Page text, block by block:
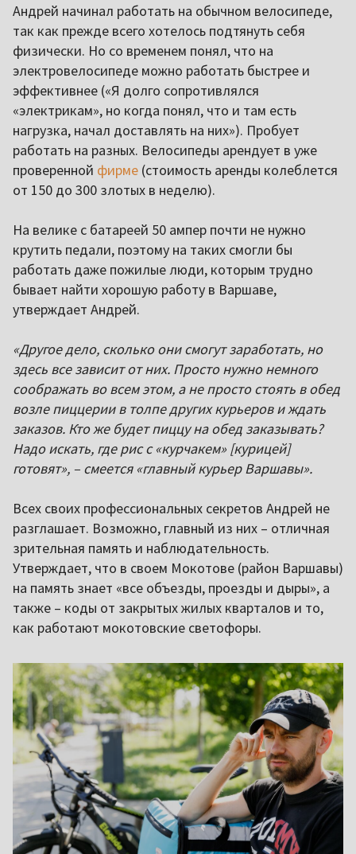
Андрей начинал работать на обычном велосипеде,
так как прежде всего хотелось подтянуть себя
физически. Но со временем понял, что на
электровелосипеде можно работать быстрее и
эффективнее («Я долго сопротивлялся
«электрикам», но когда понял, что и там есть
нагрузка, начал доставлять на них»). Пробует
работать на разных. Велосипеды арендует в уже
проверенной фирме (стоимость аренды колеблется
от 150 до 300 злотых в неделю).
На велике с батареей 50 ампер почти не нужно
крутить педали, поэтому на таких смогли бы
работать даже пожилые люди, которым трудно
бывает найти хорошую работу в Варшаве,
утверждает Андрей.
«Другое дело, сколько они смогут заработать, но
здесь все зависит от них. Просто нужно немного
соображать во всем этом, а не просто стоять в обед
возле пиццерии в толпе других курьеров и ждать
заказов. Кто же будет пиццу на обед заказывать?
Надо искать, где рис с «курчакем» [курицей]
готовят», – смеется «главный курьер Варшавы».
Всех своих профессиональных секретов Андрей не
разглашает. Возможно, главный из них – отличная
зрительная память и наблюдательность.
Утверждает, что в своем Мокотове (район Варшавы)
на память знает «все объезды, проезды и дыры», а
также – коды от закрытых жилых кварталов и то,
как работают мокотовские светофоры.